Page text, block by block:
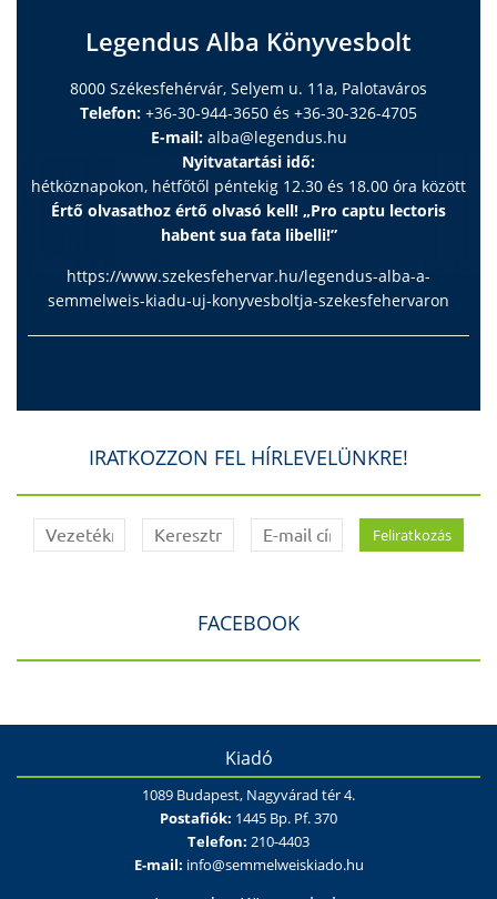
Legendus Alba Könyvesbolt
8000 Székesfehérvár, Selyem u. 11a, Palotaváros
Telefon: +36-30-944-3650 és +36-30-326-4705
E-mail: alba@legendus.hu
Nyitvatartási idő:
hétköznapokon, hétfőtől péntekig 12.30 és 18.00 óra között
Értő olvasathoz értő olvasó kell! „Pro captu lectoris
habent sua fata libelli!”
https://www.szekesfehervar.hu/legendus-alba-a-
semmelweis-kiadu-uj-konyvesboltja-szekesfehervaron
IRATKOZZON FEL HÍRLEVELÜNKRE!
FACEBOOK
Kiadó
1089 Budapest, Nagyvárad tér 4.
Postafiók: 1445 Bp. Pf. 370
Telefon: 210-4403
E-mail: info@semmelweiskiado.hu